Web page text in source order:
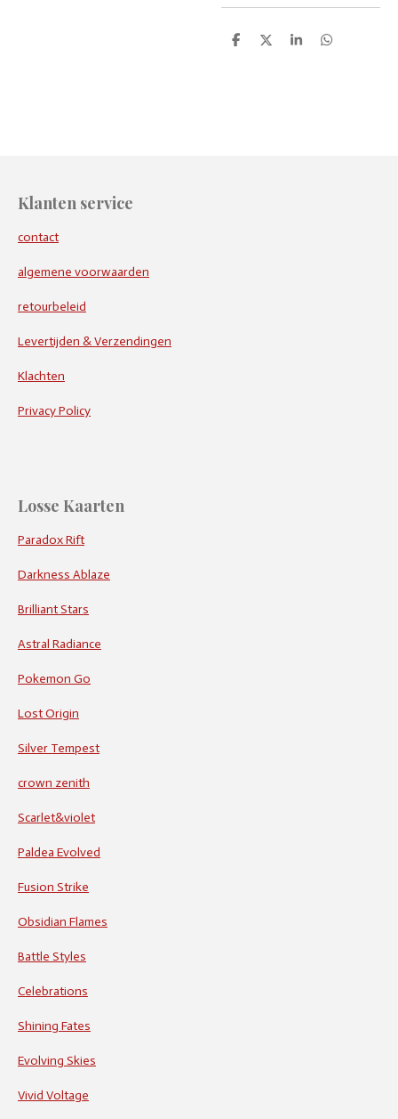
D
D
S
D
Klanten service
contact
algemene voorwaarden
retourbeleid
Levertijden & Verzendingen
Klachten
Privacy Policy
Losse Kaarten
Paradox Rift
Darkness Ablaze
Brilliant Stars
Astral Radiance
Pokemon Go
Lost Origin
Silver Tempest
crown zenith
Scarlet&violet
Paldea Evolved
Fusion Strike
Obsidian Flames
Battle Styles
Celebrations
Shining Fates
Evolving Skies
Vivid Voltage